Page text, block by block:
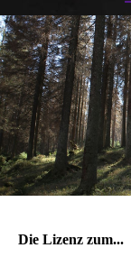
Die Lizenz zum...